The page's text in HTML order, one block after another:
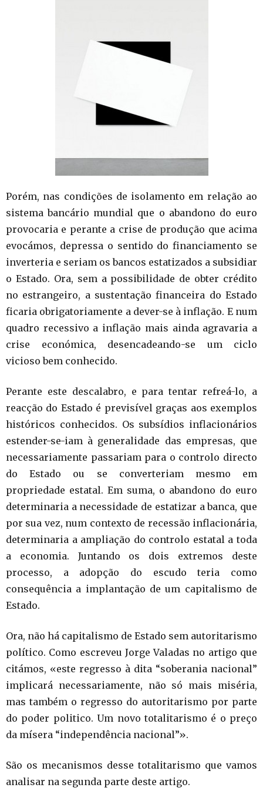
Porém, nas condições de isolamento em relação ao
sistema bancário mundial que o abandono do euro
provocaria e perante a crise de produção que acima
evocámos, depressa o sentido do financiamento se
inverteria e seriam os bancos estatizados a subsidiar
o Estado. Ora, sem a possibilidade de obter crédito
no estrangeiro, a sustentação financeira do Estado
ficaria obrigatoriamente a dever-se à inflação. E num
quadro recessivo a inflação mais ainda agravaria a
crise económica, desencadeando-se um ciclo
vicioso bem conhecido.
Perante este descalabro, e para tentar refreá-lo, a
reacção do Estado é previsível graças aos exemplos
históricos conhecidos. Os subsídios inflacionários
estender-se-iam à generalidade das empresas, que
necessariamente passariam para o controlo directo
do Estado ou se converteriam mesmo em
propriedade estatal. Em suma, o abandono do euro
determinaria a necessidade de estatizar a banca, que
por sua vez, num contexto de recessão inflacionária,
determinaria a ampliação do controlo estatal a toda
a economia. Juntando os dois extremos deste
processo, a adopção do escudo teria como
consequência a implantação de um capitalismo de
Estado.
Ora, não há capitalismo de Estado sem autoritarismo
político. Como escreveu Jorge Valadas no artigo que
citámos, «este regresso à dita “soberania nacional”
implicará necessariamente, não só mais miséria,
mas também o regresso do autoritarismo por parte
do poder politico. Um novo totalitarismo é o preço
da mísera “independência nacional”».
São os mecanismos desse totalitarismo que vamos
analisar na segunda parte deste artigo.